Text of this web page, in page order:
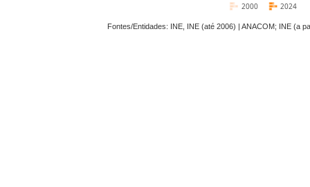
2024
2000
Fontes/Entidades: INE, INE (até 2006) | ANACOM; INE (a